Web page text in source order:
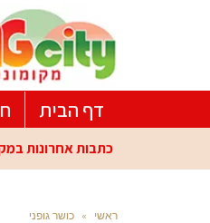
דף הבית
כתבות אחרונות
ראשי » כושר גופני